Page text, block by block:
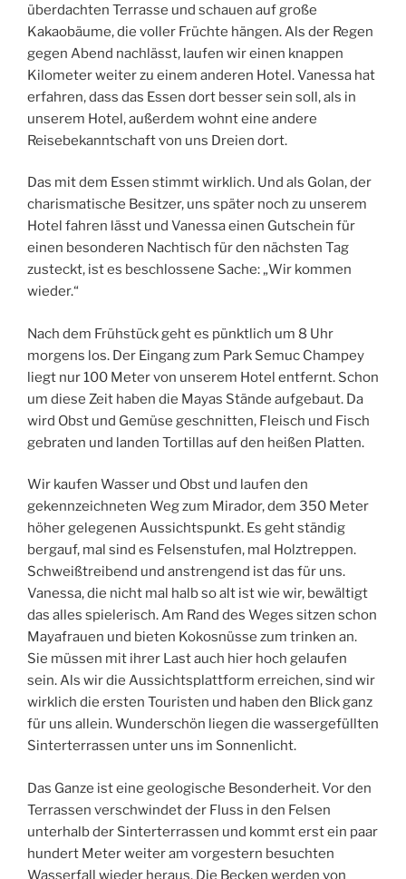
überdachten Terrasse und schauen auf große
Kakaobäume, die voller Früchte hängen. Als der Regen
gegen Abend nachlässt, laufen wir einen knappen
Kilometer weiter zu einem anderen Hotel. Vanessa hat
erfahren, dass das Essen dort besser sein soll, als in
unserem Hotel, außerdem wohnt eine andere
Reisebekanntschaft von uns Dreien dort.
Das mit dem Essen stimmt wirklich. Und als Golan, der
charismatische Besitzer, uns später noch zu unserem
Hotel fahren lässt und Vanessa einen Gutschein für
einen besonderen Nachtisch für den nächsten Tag
zusteckt, ist es beschlossene Sache: „Wir kommen
wieder.“
Nach dem Frühstück geht es pünktlich um 8 Uhr
morgens los. Der Eingang zum Park Semuc Champey
liegt nur 100 Meter von unserem Hotel entfernt. Schon
um diese Zeit haben die Mayas Stände aufgebaut. Da
wird Obst und Gemüse geschnitten, Fleisch und Fisch
gebraten und landen Tortillas auf den heißen Platten.
Wir kaufen Wasser und Obst und laufen den
gekennzeichneten Weg zum Mirador, dem 350 Meter
höher gelegenen Aussichtspunkt. Es geht ständig
bergauf, mal sind es Felsenstufen, mal Holztreppen.
Schweißtreibend und anstrengend ist das für uns.
Vanessa, die nicht mal halb so alt ist wie wir, bewältigt
das alles spielerisch. Am Rand des Weges sitzen schon
Mayafrauen und bieten Kokosnüsse zum trinken an.
Sie müssen mit ihrer Last auch hier hoch gelaufen
sein. Als wir die Aussichtsplattform erreichen, sind wir
wirklich die ersten Touristen und haben den Blick ganz
für uns allein. Wunderschön liegen die wassergefüllten
Sinterterrassen unter uns im Sonnenlicht.
Das Ganze ist eine geologische Besonderheit. Vor den
Terrassen verschwindet der Fluss in den Felsen
unterhalb der Sinterterrassen und kommt erst ein paar
hundert Meter weiter am vorgestern besuchten
Wasserfall wieder heraus. Die Becken werden von